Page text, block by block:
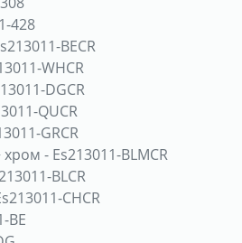
428
BECR
WHCR
DGCR
QUCR
GRCR
хром - Es213011-BLMCR
BLCR
CHCR
BE